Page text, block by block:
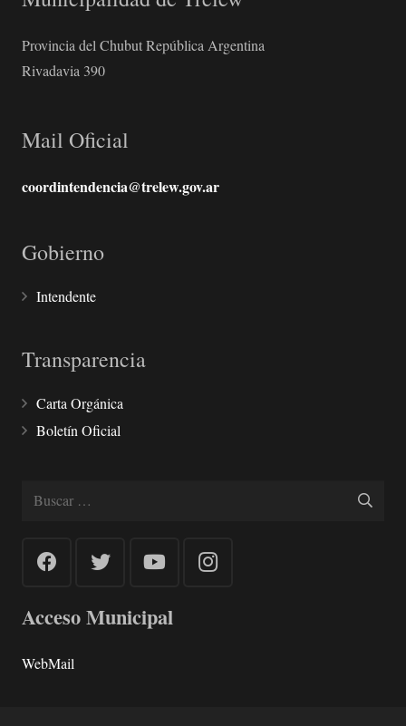
Provincia del Chubut República Argentina
Rivadavia 390
Mail Oficial
coordintendencia@trelew.gov.ar
Gobierno
Intendente
Transparencia
Carta Orgánica
Boletín Oficial
Buscar:
Acceso Municipal
WebMail